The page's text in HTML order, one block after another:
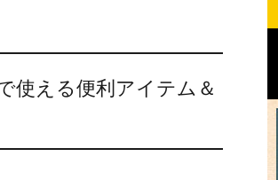
使える便利アイテム＆